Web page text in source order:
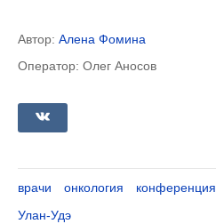
Автор: Алена Фомина
Оператор: Олег Аносов
врачи онкология конференция
Улан-Удэ